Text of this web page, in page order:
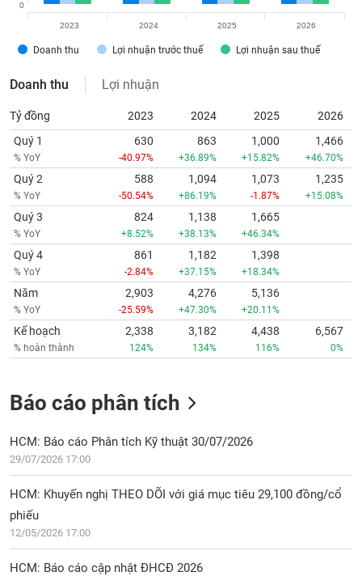
Doanh thu Lợi nhuận trước thuế Lợi nhuận sau thuế
0
2023 2024 2025 2026
Doanh thu Lợi nhuận
Tỷ đồng 2023 2024 2025
2026
Quý 1
% YoY
630
-40.97%
863
+36.89%
1,000
+15.82%
1,466
+46.70%
Quý 2
% YoY
588
-50.54%
1,094
+86.19%
1,073
-1.87%
1,235
+15.08%
Quý 3
% YoY
824
+8.52%
1,138
+38.13%
1,665
+46.34%
Quý 4
% YoY
861
-2.84%
1,182
+37.15%
1,398
+18.34%
Năm
% YoY
2,903
-25.59%
4,276
+47.30%
5,136
+20.11%
Kế hoạch
% hoàn thành
2,338
124%
3,182
134%
4,438
116%
6,567
0%
Báo cáo phân tích
HCM: Báo cáo Phân tích Kỹ thuật 30/07/2026
29/07/2026 17:00
HCM: Khuyến nghị THEO DÕI với giá mục tiêu 29,100 đồng/cổ
phiếu
12/05/2026 17:00
HCM: Báo cáo cập nhật ĐHCĐ 2026